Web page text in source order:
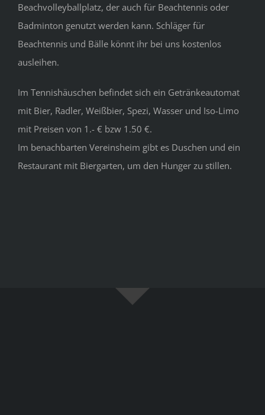
Beachvolleyballplatz, der auch für Beachtennis oder
Badminton genutzt werden kann. Schläger für
Beachtennis und Bälle könnt ihr bei uns kostenlos
ausleihen.
Im Tennishäuschen befindet sich ein Getränkeautomat
mit Bier, Radler, Weißbier, Spezi, Wasser und Iso-Limo
mit Preisen von 1.- € bzw 1.50 €.
Im benachbarten Vereinsheim gibt es Duschen und ein
Restaurant mit Biergarten, um den Hunger zu stillen.